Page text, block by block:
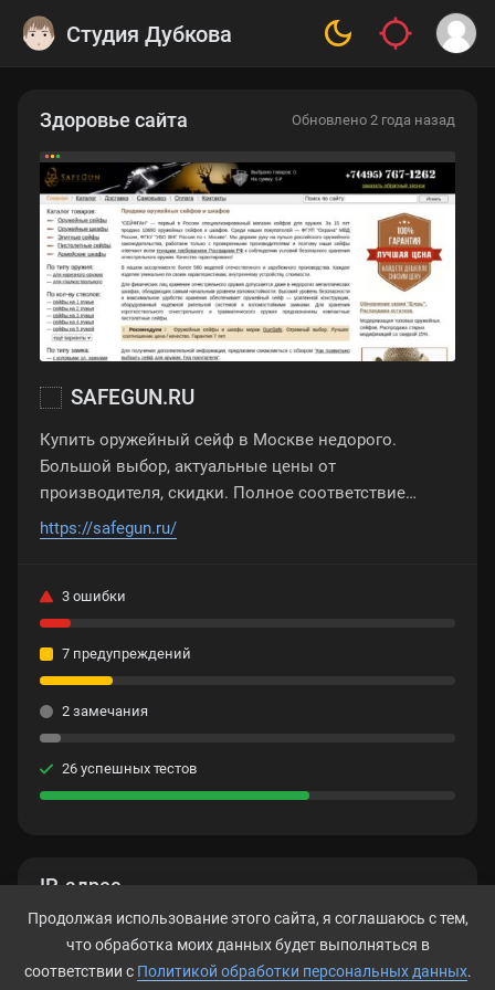
Студия Дубкова
IP-адрес
188.114.97.1
Здоровье сайта Обновлено 2 года назад
SAFEGUN.RU
Купить оружейный сейф в Москве недорого.
Большой выбор, актуальные цены от
производителя, скидки. Полное соответствие
требованиям Росгвардии к сейфам для хранения
https://safegun.ru/
3 ошибки
7 предупреждений
2 замечания
26 успешных тестов
Продолжая использование этого сайта, я соглашаюсь с тем,
что обработка моих данных будет выполняться в
соответствии с Политикой обработки персональных данных.